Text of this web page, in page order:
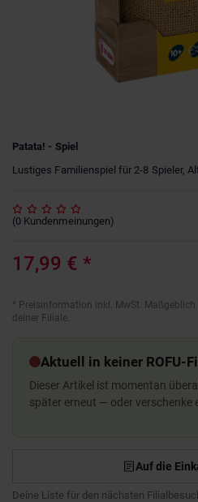
Patata! - Spiel
Lustiges Familienspiel für 2-8 Spieler,
(0 Kundenmeinungen)
17,99 € *
* Preisinformation inkl. MwSt.
deiner Filiale.
Aktuell in keiner ROFU-
Dieser Artikel ist momentan
später erneut — oder verschenke
Auf die
Deine Liste für den nächsten